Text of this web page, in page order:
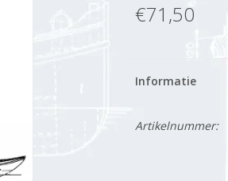
€71,50
Informatie
Artikelnummer: